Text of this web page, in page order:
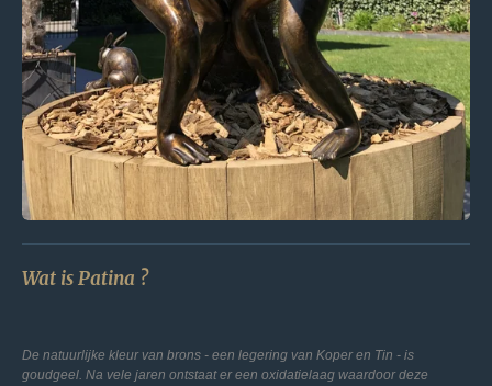
Wat is Patina ?
De natuurlijke kleur van brons - een legering van Koper en Tin - is
goudgeel. Na vele jaren ontstaat er een oxidatielaag waardoor deze